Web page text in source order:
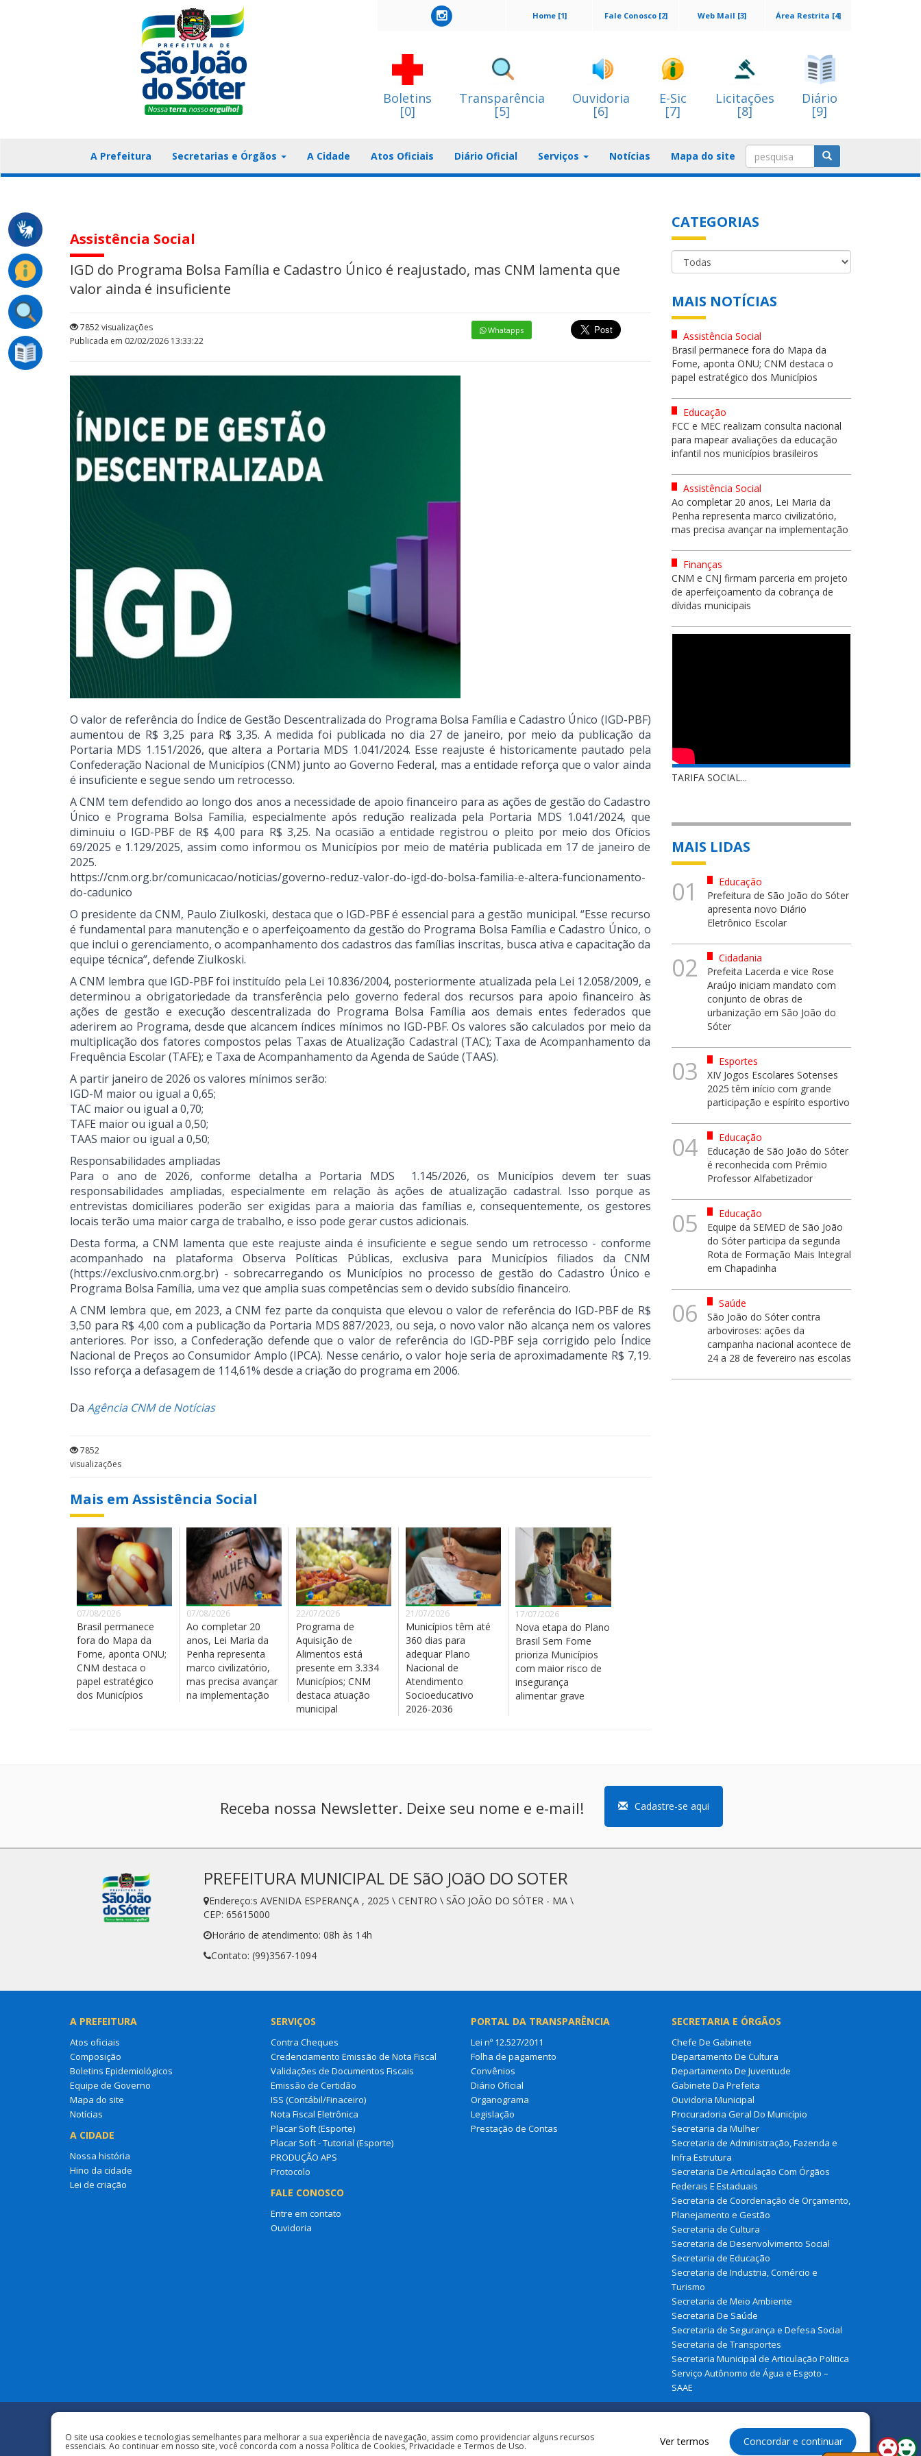
Área Restrita [4]
Web Mail [3]
Fale Conosco [2]
Home [1]
Boletins
[0]
Transparência
[5]
Ouvidoria
[6]
E-Sic
[7]
Licitações
[8]
Diário
[9]
A Prefeitura Secretarias e Órgãos A Cidade Atos Oficiais Diário Oficial Serviços Notícias Mapa do site
Assistência Social
IGD do Programa Bolsa Família e Cadastro Único é reajustado, mas CNM lamenta que
valor ainda é insuficiente
7852 visualizações
Publicada em 02/02/2026 13:33:22
Whatapps
O valor de referência do Índice de Gestão Descentralizada do Programa Bolsa Família e Cadastro Único (IGD-PBF)
aumentou de R$ 3,25 para R$ 3,35. A medida foi publicada no dia 27 de janeiro, por meio da publicação da
Portaria MDS 1.151/2026, que altera a Portaria MDS 1.041/2024. Esse reajuste é historicamente pautado pela
Confederação Nacional de Municípios (CNM) junto ao Governo Federal, mas a entidade reforça que o valor ainda
é insuficiente e segue sendo um retrocesso.
A CNM tem defendido ao longo dos anos a necessidade de apoio financeiro para as ações de gestão do Cadastro
Único e Programa Bolsa Família, especialmente após redução realizada pela Portaria MDS 1.041/2024, que
diminuiu o IGD-PBF de R$ 4,00 para R$ 3,25. Na ocasião a entidade registrou o pleito por meio dos Ofícios
69/2025 e 1.129/2025, assim como informou os Municípios por meio de matéria publicada em 17 de janeiro de
2025.
https://cnm.org.br/comunicacao/noticias/governo-reduz-valor-do-igd-do-bolsa-familia-e-altera-funcionamento-
do-cadunico
O presidente da CNM, Paulo Ziulkoski, destaca que o IGD-PBF é essencial para a gestão municipal. “Esse recurso
é fundamental para manutenção e o aperfeiçoamento da gestão do Programa Bolsa Família e Cadastro Único, o
que inclui o gerenciamento, o acompanhamento dos cadastros das famílias inscritas, busca ativa e capacitação da
equipe técnica”, defende Ziulkoski.
A CNM lembra que IGD-PBF foi instituído pela Lei 10.836/2004, posteriormente atualizada pela Lei 12.058/2009, e
determinou a obrigatoriedade da transferência pelo governo federal dos recursos para apoio financeiro às
ações de gestão e execução descentralizada do Programa Bolsa Família aos demais entes federados que
aderirem ao Programa, desde que alcancem índices mínimos no IGD-PBF. Os valores são calculados por meio da
multiplicação dos fatores compostos pelas Taxas de Atualização Cadastral (TAC); Taxa de Acompanhamento da
Frequência Escolar (TAFE); e Taxa de Acompanhamento da Agenda de Saúde (TAAS).
A partir janeiro de 2026 os valores mínimos serão:
IGD-M maior ou igual a 0,65;
TAC maior ou igual a 0,70;
TAFE maior ou igual a 0,50;
TAAS maior ou igual a 0,50;
Responsabilidades ampliadas
Para o ano de 2026, conforme detalha a Portaria MDS 1.145/2026, os Municípios devem ter suas
responsabilidades ampliadas, especialmente em relação às ações de atualização cadastral. Isso porque as
entrevistas domiciliares poderão ser exigidas para a maioria das famílias e, consequentemente, os gestores
locais terão uma maior carga de trabalho, e isso pode gerar custos adicionais.
Desta forma, a CNM lamenta que este reajuste ainda é insuficiente e segue sendo um retrocesso - conforme
acompanhado na plataforma Observa Políticas Públicas, exclusiva para Municípios filiados da CNM
(https://exclusivo.cnm.org.br) - sobrecarregando os Municípios no processo de gestão do Cadastro Único e
Programa Bolsa Família, uma vez que amplia suas competências sem o devido subsídio financeiro.
A CNM lembra que, em 2023, a CNM fez parte da conquista que elevou o valor de referência do IGD-PBF de R$
3,50 para R$ 4,00 com a publicação da Portaria MDS 887/2023, ou seja, o novo valor não alcança nem os valores
anteriores. Por isso, a Confederação defende que o valor de referência do IGD-PBF seja corrigido pelo Índice
Nacional de Preços ao Consumidor Amplo (IPCA). Nesse cenário, o valor hoje seria de aproximadamente R$ 7,19.
Isso reforça a defasagem de 114,61% desde a criação do programa em 2006.
Da Agência CNM de Notícias
7852
visualizações
Mais em Assistência Social
07/08/2026
Brasil permanece
fora do Mapa da
Fome, aponta ONU;
CNM destaca o
papel estratégico
dos Municípios
07/08/2026
Ao completar 20
anos, Lei Maria da
Penha representa
marco civilizatório,
mas precisa avançar
na implementação
22/07/2026
Programa de
Aquisição de
Alimentos está
presente em 3.334
Municípios; CNM
destaca atuação
municipal
21/07/2026
Municípios têm até
360 dias para
adequar Plano
Nacional de
Atendimento
Socioeducativo
2026-2036
17/07/2026
Nova etapa do Plano
Brasil Sem Fome
prioriza Municípios
com maior risco de
insegurança
alimentar grave
CATEGORIAS
MAIS NOTÍCIAS
Assistência Social
Brasil permanece fora do Mapa da
Fome, aponta ONU; CNM destaca o
papel estratégico dos Municípios
Educação
FCC e MEC realizam consulta nacional
para mapear avaliações da educação
infantil nos municípios brasileiros
Assistência Social
Ao completar 20 anos, Lei Maria da
Penha representa marco civilizatório,
mas precisa avançar na implementação
Finanças
CNM e CNJ firmam parceria em projeto
de aperfeiçoamento da cobrança de
dívidas municipais
TARIFA SOCIAL...
MAIS LIDAS
01
Educação
Prefeitura de São João do Sóter
apresenta novo Diário
Eletrônico Escolar
02
Cidadania
Prefeita Lacerda e vice Rose
Araújo iniciam mandato com
conjunto de obras de
urbanização em São João do
Sóter
03
Esportes
XIV Jogos Escolares Sotenses
2025 têm início com grande
participação e espírito esportivo
04
Educação
Educação de São João do Sóter
é reconhecida com Prêmio
Professor Alfabetizador
05
Educação
Equipe da SEMED de São João
do Sóter participa da segunda
Rota de Formação Mais Integral
em Chapadinha
06
Saúde
São João do Sóter contra
arboviroses: ações da
campanha nacional acontece de
24 a 28 de fevereiro nas escolas
Receba nossa Newsletter. Deixe seu nome e e-mail! Cadastre-se aqui
PREFEITURA MUNICIPAL DE SãO JOãO DO SOTER
Endereço:s AVENIDA ESPERANÇA , 2025 \ CENTRO \ SÃO JOÃO DO SÓTER - MA \
CEP: 65615000
Horário de atendimento: 08h às 14h
Contato: (99)3567-1094
A PREFEITURA
Atos oficiais
Composição
Boletins Epidemiológicos
Equipe de Governo
Mapa do site
Notícias
A CIDADE
Nossa história
Hino da cidade
Lei de criação
SERVIÇOS
Contra Cheques
Credenciamento Emissão de Nota Fiscal
Validações de Documentos Fiscais
Emissão de Certidão
ISS (Contábil/Finaceiro)
Nota Fiscal Eletrônica
Placar Soft (Esporte)
Placar Soft - Tutorial (Esporte)
PRODUÇÃO APS
Protocolo
FALE CONOSCO
Entre em contato
Ouvidoria
PORTAL DA TRANSPARÊNCIA
Lei nº 12.527/2011
Folha de pagamento
Convênios
Diário Oficial
Organograma
Legislação
Prestação de Contas
SECRETARIA E ÓRGÃOS
Chefe De Gabinete
Departamento De Cultura
Departamento De Juventude
Gabinete Da Prefeita
Ouvidoria Municipal
Procuradoria Geral Do Município
Secretaria da Mulher
Secretaria de Administração, Fazenda e
Infra Estrutura
Secretaria De Articulação Com Órgãos
Federais E Estaduais
Secretaria de Coordenação de Orçamento,
Planejamento e Gestão
Secretaria de Cultura
Secretaria de Desenvolvimento Social
Secretaria de Educação
Secretaria de Industria, Comércio e
Turismo
Secretaria de Meio Ambiente
Secretaria De Saúde
Secretaria de Segurança e Defesa Social
Secretaria de Transportes
Secretaria Municipal de Articulação Politica
Serviço Autônomo de Água e Esgoto –
SAAE
Redes Sociais Todos os direitos reservados à Prefeitura Municipal de São João Do Soter
O site usa cookies e tecnologias semelhantes para melhorar a sua experiência de navegação, assim como providenciar alguns recursos
essenciais. Ao continuar em nosso site, você concorda com a nossa Política de Cookies, Privacidade e Termos de Uso. Ver termos Concordar e continuar